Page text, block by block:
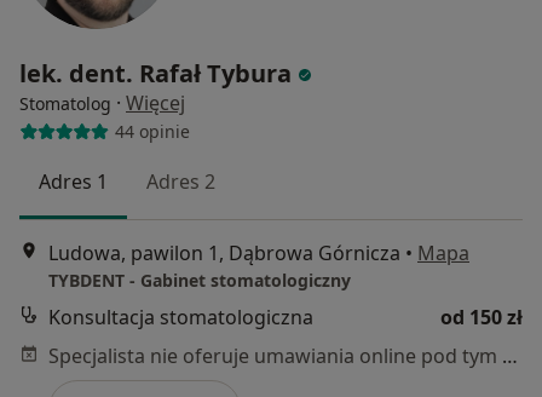
lek. dent. Rafał Tybura
Stomatolog · Więcej
44 opinie
Adres 1 Adres 2
Ludowa, pawilon 1, Dąbrowa Górnicza • Mapa
TYBDENT - Gabinet stomatologiczny
Konsultacja stomatologiczna
od 150 zł
Specjalista nie oferuje umawiania online pod tym adresem.